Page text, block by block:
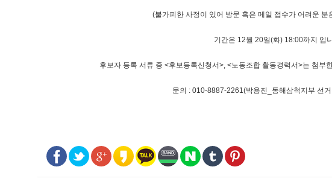
(불가피한 사정이 있어 방문 혹은 메일 접수가 어려운 분
기간은 12월 20일(화) 18:00까지 입
후보자 등록 서류 중 <후보등록신청서>, <노동조합 활동경력서>는 첨부
문의 : 010-8887-2261(박용진_동해삼척지부 선